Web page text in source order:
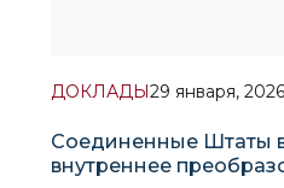
ДОКЛАДЫ29 января, 2026
Соединенные Штаты в
внутреннее